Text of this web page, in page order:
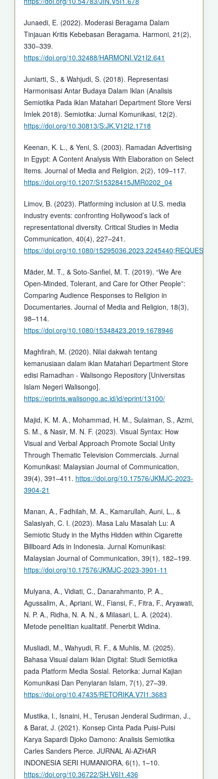
Junaedi, E. (2022). Moderasi Beragama Dalam
Tinjauan Kritis Kebebasan Beragama. Harmoni, 21(2),
330–339.
https://doi.org/10.32488/HARMONI.V21I2.641
Juniarti, S., & Wahjudi, S. (2018). Representasi
Harmonisasi Antar Budaya Dalam Iklan (Analisis
Semiotika Pada iklan Matahari Department Store Versi
Imlek 2018). Semiotika: Jurnal Komunikasi, 12(2).
https://doi.org/10.30813/S:JK.V12I2.1718
Keenan, K. L., & Yeni, S. (2003). Ramadan Advertising
in Egypt: A Content Analysis With Elaboration on Select
Items. Journal of Media and Religion, 2(2), 109–117.
https://doi.org/10.1207/S15328415JMR0202_04
Limov, B. (2023). Platforming inclusion at U.S. media
industry events: confronting Hollywood’s lack of
representational diversity. Critical Studies in Media
Communication, 40(4), 227–241.
https://doi.org/10.1080/
Mäder, M. T., & Soto-Sanfiel, M. T. (2019). “We Are
Open-Minded, Tolerant, and Care for Other People”:
Comparing Audience Responses to Religion in
Documentaries. Journal of Media and Religion, 18(3),
98–114.
https://doi.org/10.1080/15348423.2019.1678946
Maghfirah, M. (2020). Nilai dakwah tentang
kemanusiaan dalam iklan Matahari Department Store
edisi Ramadhan - Walisongo Repository [Universitas
Islam Negeri Walisongo].
https://eprints.walisongo.ac.id/id/eprint/13100/
Majid, K. M. A., Mohammad, H. M., Sulaiman, S., Azmi,
S. M., & Nasir, M. N. F. (2023). Visual Syntax: How
Visual and Verbal Approach Promote Social Unity
Through Thematic Television Commercials. Jurnal
Komunikasi: Malaysian Journal of Communication,
39(4), 391–411. https://doi.org/10.17576/JKMJC-2023-
3904-21
Manan, A., Fadhilah, M. A., Kamarullah, Auni, L., &
Salasiyah, C. I. (2023). Masa Lalu Masalah Lu: A
Semiotic Study in the Myths Hidden within Cigarette
Billboard Ads in Indonesia. Jurnal Komunikasi:
Malaysian Journal of Communication, 39(1), 182–199.
https://doi.org/10.17576/JKMJC-2023-3901-11
Mulyana, A., Vidiati, C., Danarahmanto, P. A.,
Agussalim, A., Apriani, W., Fiansi, F., Fitra, F., Aryawati,
N. P. A., Ridha, N. A. N., & Milasari, L. A. (2024).
Metode penelitian kualitatif. Penerbit Widina.
Musliadi, M., Wahyudi, R. F., & Muhlis, M. (2025).
Bahasa Visual dalam Iklan Digital: Studi Semiotika
pada Platform Media Sosial. Retorika: Jurnal Kajian
Komunikasi Dan Penyiaran Islam, 7(1), 27–39.
https://doi.org/10.47435/RETORIKA.V7I1.3683
Mustika, I., Isnaini, H., Terusan Jenderal Sudirman, J.,
& Barat, J. (2021). Konsep Cinta Pada Puisi-Puisi
Karya Sapardi Djoko Damono: Analisis Semiotika
Carles Sanders Pierce. JURNAL Al-AZHAR
INDONESIA SERI HUMANIORA, 6(1), 1–10.
https://doi.org/10.36722/SH.V6I1.436